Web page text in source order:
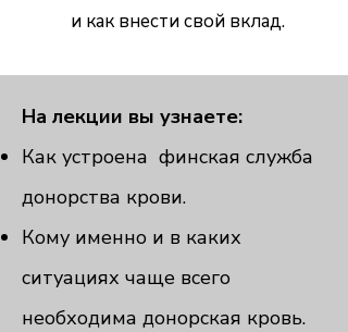
и как внести свой вклад.
На лекции вы узнаете:
Как устроена финская служба
донорства крови.
Кому именно и в каких
ситуациях чаще всего
необходима донорская кровь.